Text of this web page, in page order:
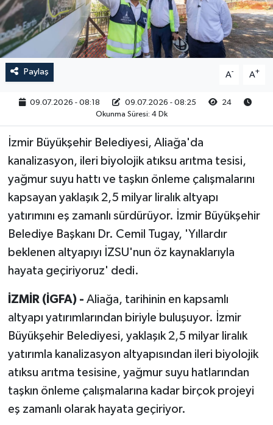
Paylaş A- A+
09.07.2026 - 08:18 09.07.2026 - 08:25
24
Okunma Süresi: 4 Dk
İzmir Büyükşehir Belediyesi, Aliağa'da
kanalizasyon, ileri biyolojik atıksu arıtma tesisi,
yağmur suyu hattı ve taşkın önleme çalışmalarını
kapsayan yaklaşık 2,5 milyar liralık altyapı
yatırımını eş zamanlı sürdürüyor. İzmir Büyükşehir
Belediye Başkanı Dr. Cemil Tugay, 'Yıllardır
beklenen altyapıyı İZSU'nun öz kaynaklarıyla
hayata geçiriyoruz' dedi.
İZMİR (İGFA) - Aliağa, tarihinin en kapsamlı
altyapı yatırımlarından biriyle buluşuyor. İzmir
Büyükşehir Belediyesi, yaklaşık 2,5 milyar liralık
yatırımla kanalizasyon altyapısından ileri biyolojik
atıksu arıtma tesisine, yağmur suyu hatlarından
taşkın önleme çalışmalarına kadar birçok projeyi
eş zamanlı olarak hayata geçiriyor.
RESMİ İLAN